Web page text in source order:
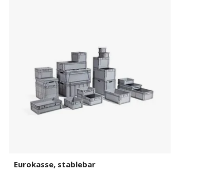
Eurokasse, stablebar